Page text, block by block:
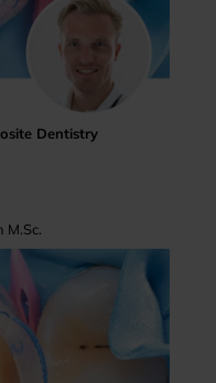
Dentistry
M.Sc.